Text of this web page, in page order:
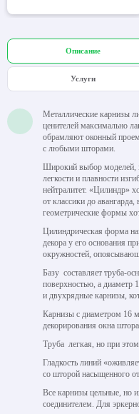
Описание
Услуги
Металлические карнизы
ценителей максимально
обрамляют оконный
с любыми шторами.
Широкий выбор моделей,
легкости и плавности
нейтралитет. «Цилиндр»
от классики до
геометрические формы
Цилиндрическая форма
декора у его основания
окружностей,
Базу составляет труба-
поверхностью, а
и двухрядные карнизы,
Карнизы с диаметром 16
декорирования окна
Труба легкая, но при
Гладкость линий
со шторой насыщенного
Все карнизы цельные, но
соединителем. Для